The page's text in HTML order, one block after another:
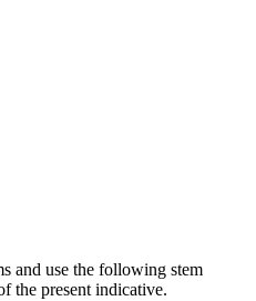
and use the following stem
the present indicative.